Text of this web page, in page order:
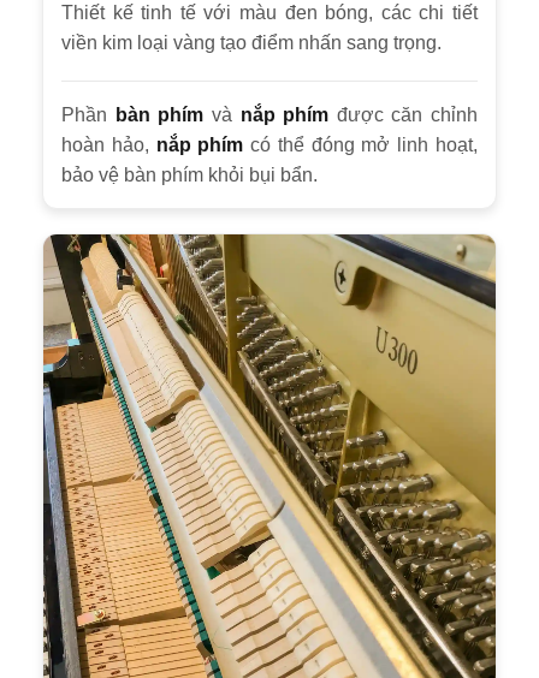
Thiết kế tinh tế với màu đen bóng, các chi tiết
viền kim loại vàng tạo điểm nhấn sang trọng.
Phần bàn phím và nắp phím được căn chỉnh
hoàn hảo, nắp phím có thể đóng mở linh hoạt,
bảo vệ bàn phím khỏi bụi bẩn.